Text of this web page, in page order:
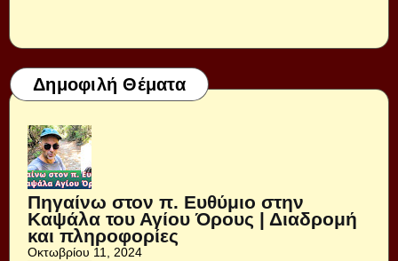
Δημοφιλή Θέματα
Πηγαίνω στον π. Ευθύμιο στην
Καψάλα του Αγίου Όρους | Διαδρομή
και πληροφορίες
Οκτωβρίου 11, 2024